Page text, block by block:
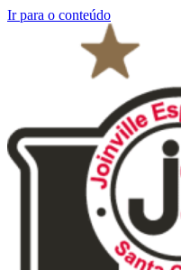
Ir para o conteúdo